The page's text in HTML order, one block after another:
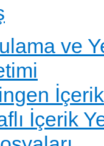
ve
İçerik
İçerik